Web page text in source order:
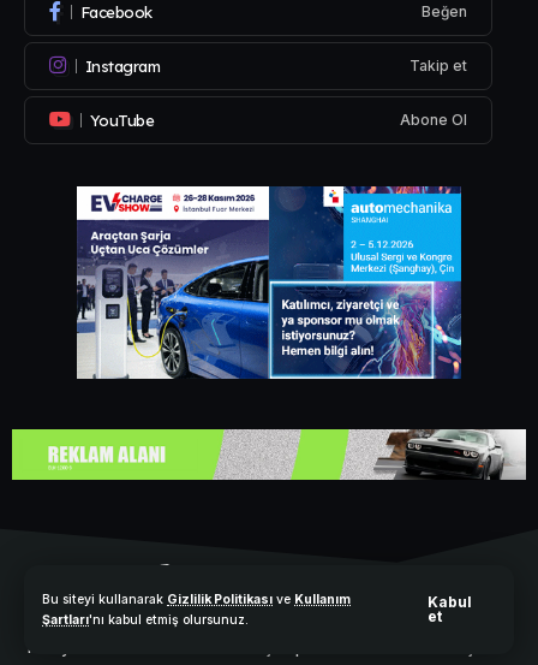
Bu siteyi kullanarak Gizlilik Politikası ve Kullanım
Şartları'nı kabul etmiş olursunuz.
Kabul
et
Facebook Beğen
Instagram Takip et
YouTube Abone Ol
Türkiye’nin elektrikli ve hibrit araçlar platformu. Elektrikli Araçlar